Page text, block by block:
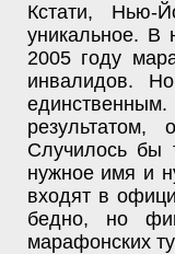
Кстати,
уникальное.
2005 году
инвалидов.
результатом,
Случилось бы
нужное имя и
входят в
бедно, но
марафонских